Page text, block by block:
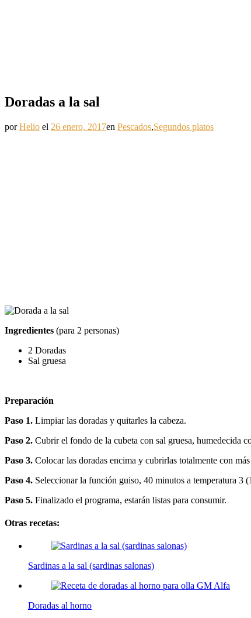
Doradas a la sal
porHelio el 26 enero, 2017en Pescados,Segundos platos
Ingredientes (para 2 personas)
2 Doradas
Sal gruesa
Preparación
Paso 1. Limpiar las doradas y quitarles la cabeza.
Paso 2. Cubrir el fondo de la cubeta con sal gruesa, humedecida
Paso 3. Colocar las doradas encima y cubrirlas totalmente con
Paso 4. Seleccionar la función guiso, 40 minutos a temperatura 3
Paso 5. Finalizado el programa, estarán listas para consumir.
Otras recetas:
Sardinas a la sal (sardinas salonas)
Doradas al horno